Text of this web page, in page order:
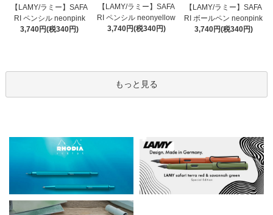
【LAMY/ラミー】SAFA
RI ペンシル neonpink
3,740円(税340円)
【LAMY/ラミー】SAFA
RI ペンシル neonyellow
3,740円(税340円)
【LAMY/ラミー】SAFA
RI ボールペン neonpink
3,740円(税340円)
もっと見る